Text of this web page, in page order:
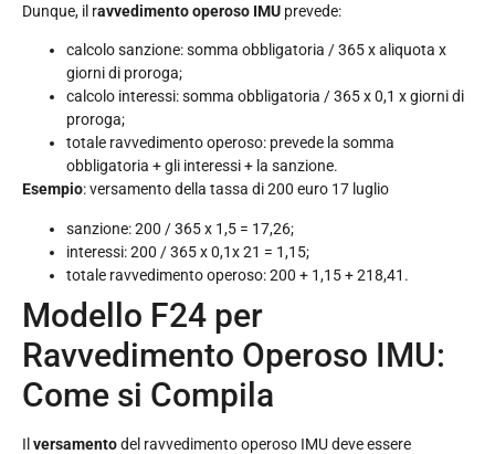
Dunque, il ravvedimento operoso IMU prevede:
calcolo sanzione: somma obbligatoria / 365 x aliquota x
giorni di proroga;
calcolo interessi: somma obbligatoria / 365 x 0,1 x giorni di
proroga;
totale ravvedimento operoso: prevede la somma
obbligatoria + gli interessi + la sanzione.
Esempio: versamento della tassa di 200 euro 17 luglio
sanzione: 200 / 365 x 1,5 = 17,26;
interessi: 200 / 365 x 0,1x 21 = 1,15;
totale ravvedimento operoso: 200 + 1,15 + 218,41.
Modello F24 per
Ravvedimento Operoso IMU:
Come si Compila
Il versamentodel ravvedimento operoso IMU deve essere